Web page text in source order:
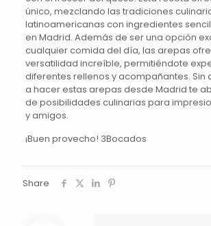
único, mezclando las tradiciones
latinoamericanas con ingredientes
en Madrid. Además de ser una opción
cualquier comida del día, las arepas
versatilidad increíble, permitiéndote
diferentes rellenos y acompañantes. Sin
a hacer estas arepas desde Madrid te
de posibilidades culinarias para
y amigos.
¡Buen provecho! 3Bocados
Share